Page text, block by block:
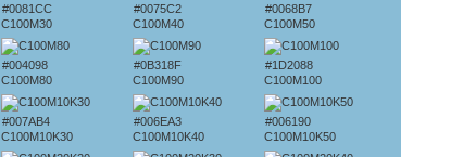
#0081CC
C100M30
#0075C2
C100M40
#0068B7
C100M50
#004098
C100M80
#0B318F
C100M90
#1D2088
C100M100
#007AB4
C100M10K30
#006EA3
C100M10K40
#006190
C100M10K50